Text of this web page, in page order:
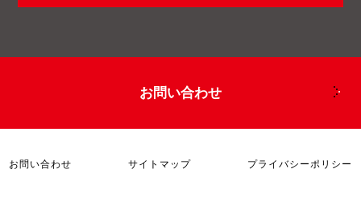
お問い合わせ
お問い合わせ サイトマップ プライバシーポリシー